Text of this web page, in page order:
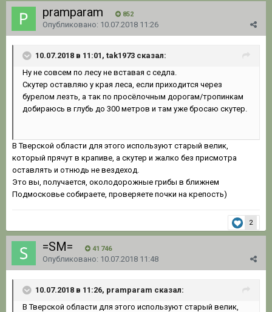
pramparam 852
Опубликовано: 10.07.2018 11:26
10.07.2018 в 11:01, tak1973 сказал:
Ну не совсем по лесу не вставая с седла.
Скутер оставляю у края леса, если приходится через
бурелом лезть, а так по просёлочным дорогам/тропинкам
добираюсь в глубь до 300 метров и там уже бросаю скутер.
В Тверской области для этого используют старый велик,
который прячут в крапиве, а скутер и жалко без присмотра
оставлять и отнюдь не вездеход.
Это вы, получается, околодорожные грибы в ближнем
Подмосковье собираете, проверяете почки на крепость)
2
=SM= 41 746
Опубликовано: 10.07.2018 11:48
10.07.2018 в 11:26, pramparam сказал:
В Тверской области для этого используют старый велик,